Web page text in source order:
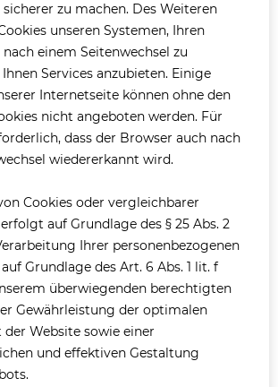
zu machen. Des Weiteren
unseren Systemen, Ihren
einem Seitenwechsel zu
Services anzubieten. Einige
Internetseite können ohne den
nicht angeboten werden. Für
dass der Browser auch nach
wiedererkannt wird.
Cookies oder vergleichbarer
auf Grundlage des § 25 Abs. 2
Ihrer personenbezogenen
Grundlage des Art. 6 Abs. 1 lit. f
überwiegenden berechtigten
Gewährleistung der optimalen
Website sowie einer
und effektiven Gestaltung